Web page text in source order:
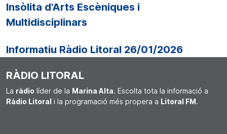
Insòlita d'Arts Escèniques i
Multidisciplinars
Informatiu Ràdio Litoral 26/01/2026
RÀDIO LITORAL
La ràdio líder de la Marina Alta. Escolta tota la informació a
Ràdio Litoral i la programació més propera a Litoral FM.